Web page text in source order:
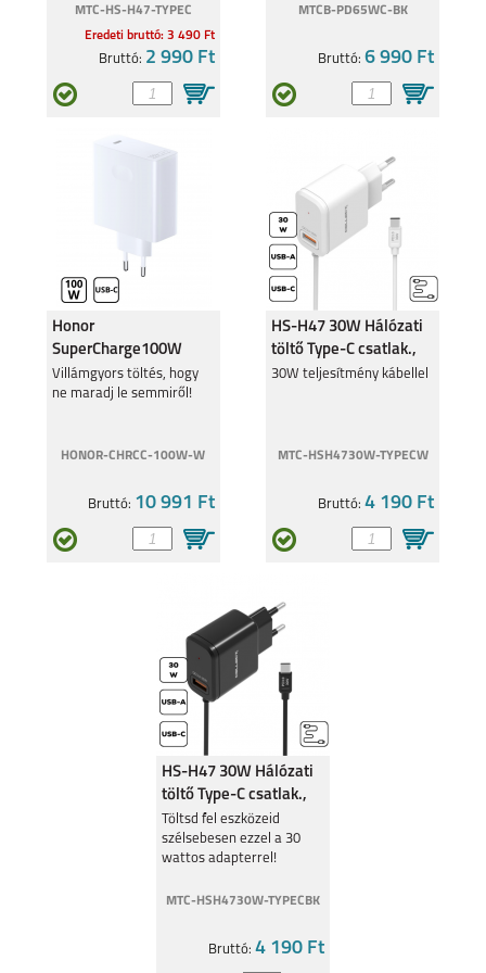
MTC-HS-H47-TYPEC
Eredeti bruttó: 3 490 Ft
Bruttó: 2 990 Ft
MTCB-PD65WC-BK
Bruttó:6 990 Ft
Honor
SuperCharge100W
hálózati töltő Usb-C,
Fehér
Villámgyors töltés, hogy
ne maradj le semmiről!
HONOR-CHRCC-100W-W
Bruttó: 10 991 Ft
HS-H47 30W Hálózati
töltő Type-C csatlak.,
Fehér
30W teljesítmény kábellel
MTC-HSH4730W-TYPECW
Bruttó:4 190 Ft
HS-H47 30W Hálózati
töltő Type-C csatlak.,
Fekete
Töltsd fel eszközeid
szélsebesen ezzel a 30
wattos adapterrel!
MTC-HSH4730W-TYPECBK
Bruttó: 4 190 Ft